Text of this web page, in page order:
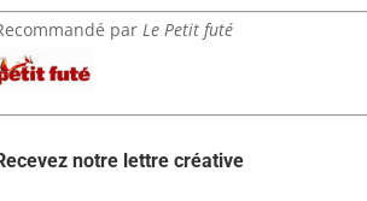
par Le Petit futé
notre lettre créative